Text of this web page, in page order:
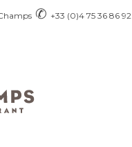
✆ +33 (0)4 75 36 86 92